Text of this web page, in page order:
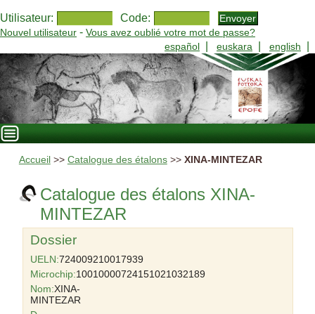
Utilisateur: Code:
Nouvel utilisateur - Vous avez oublié votre mot de passe?
español
euskara english
Accueil >> Catalogue des étalons>> XINA-MINTEZAR
Catalogue des étalons XINA-
MINTEZAR
Dossier
UELN:724009210017939
Microchip:10010000724151021032189
Nom:XINA-
MINTEZAR